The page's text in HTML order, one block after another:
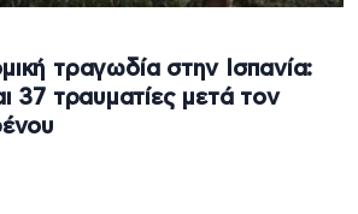
τραγωδία στην Ισπανία:
37 τραυματίες μετά τον